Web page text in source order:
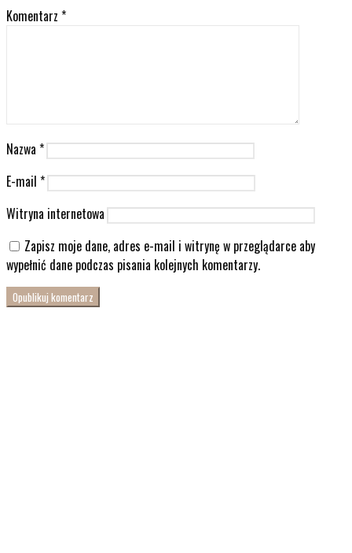
Komentarz *
Nazwa *
E-mail *
Witryna internetowa
Zapisz moje dane, adres e-mail i witrynę w przeglądarce aby
wypełnić dane podczas pisania kolejnych komentarzy.